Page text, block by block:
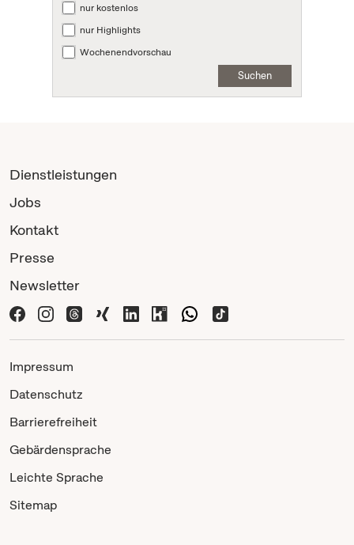
nur kostenlos
nur Highlights
Wochenendvorschau
Suchen
Dienstleistungen
Jobs
Kontakt
Presse
Newsletter
Impressum
Datenschutz
Barrierefreiheit
Gebärdensprache
Leichte Sprache
Sitemap